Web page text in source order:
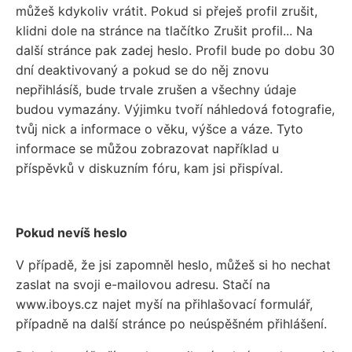
můžeš kdykoliv vrátit. Pokud si přeješ profil zrušit,
klidni dole na stránce na tlačítko Zrušit profil... Na
další stránce pak zadej heslo. Profil bude po dobu 30
dní deaktivovaný a pokud se do něj znovu
nepřihlásíš, bude trvale zrušen a všechny údaje
budou vymazány. Výjimku tvoří náhledová fotografie,
tvůj nick a informace o věku, výšce a váze. Tyto
informace se můžou zobrazovat například u
příspěvků v diskuzním fóru, kam jsi přispíval.
Pokud nevíš heslo
V případě, že jsi zapomněl heslo, můžeš si ho nechat
zaslat na svoji e-mailovou adresu. Stačí na
www.iboys.cz najet myší na přihlašovací formulář,
případně na další stránce po neúspěšném přihlášení.